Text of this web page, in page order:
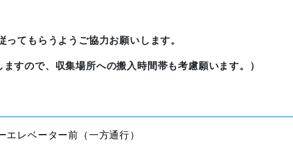
てもらうようご協力お願いします。
すので、収集場所への搬入時間帯も考慮願います。）
エレベーター前（一方通行）